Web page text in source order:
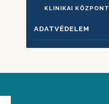
KLINIKAI KÖZPONT
ADATVÉDELEM